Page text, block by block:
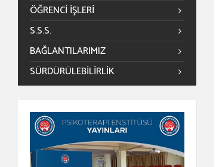
ÖĞRENCİ İŞLERİ
S.S.S.
BAĞLANTILARIMIZ
SÜRDÜRÜLEBILIRLIK